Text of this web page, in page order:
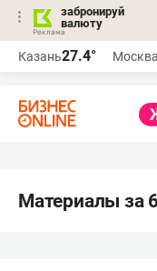
забронируй
валюту
Казань27.4° Москва
Материалы за